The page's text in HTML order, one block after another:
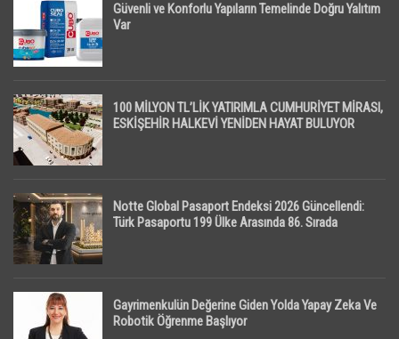
Güvenli ve Konforlu Yapıların Temelinde Doğru Yalıtım
Var
100 MİLYON TL’LİK YATIRIMLA CUMHURİYET MİRASI,
ESKİŞEHİR HALKEVİ YENİDEN HAYAT BULUYOR
Notte Global Pasaport Endeksi 2026 Güncellendi:
Türk Pasaportu 199 Ülke Arasında 86. Sırada
Gayrimenkulün Değerine Giden Yolda Yapay Zeka Ve
Robotik Öğrenme Başlıyor